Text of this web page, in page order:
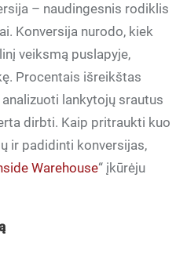
– naudingesnis rodiklis
Konversija nurodo, kiek
veiksmą puslapyje,
Procentais išreikštas
lankytojų srautus
dirbti. Kaip pritraukti kuo
ir padidinti konversijas,
Warehouse“ įkūrėju